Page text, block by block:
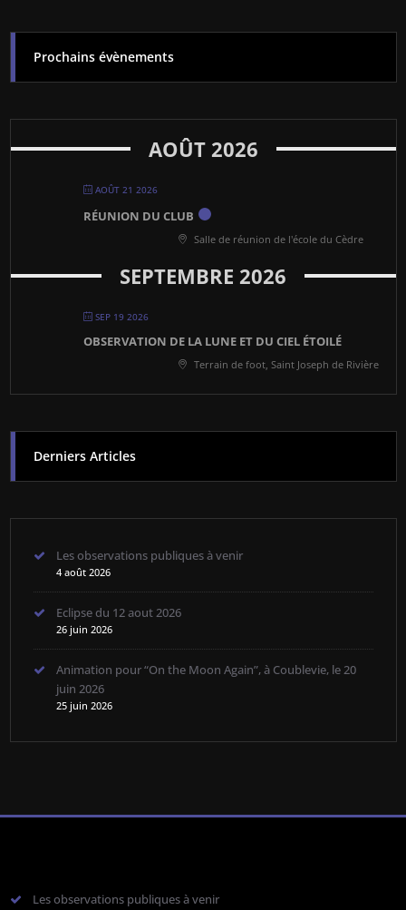
Prochains évènements
AOÛT 2026
AOÛT 21 2026
RÉUNION DU CLUB
Salle de réunion de l'école du Cèdre
SEPTEMBRE 2026
SEP 19 2026
OBSERVATION DE LA LUNE ET DU CIEL ÉTOILÉ
Terrain de foot, Saint Joseph de Rivière
Derniers Articles
Les observations publiques à venir
4 août 2026
Eclipse du 12 aout 2026
26 juin 2026
Animation pour “On the Moon Again”, à Coublevie, le 20
juin 2026
25 juin 2026
Les observations publiques à venir